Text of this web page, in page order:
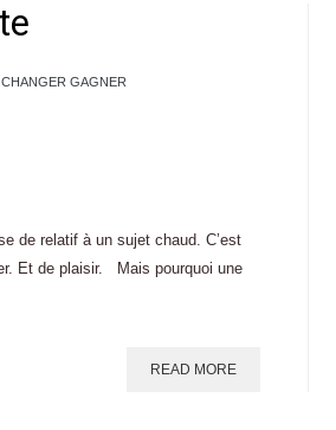
GAGNER
de relatif à un sujet chaud. C’est
Et de plaisir. Mais pourquoi une
READ MORE